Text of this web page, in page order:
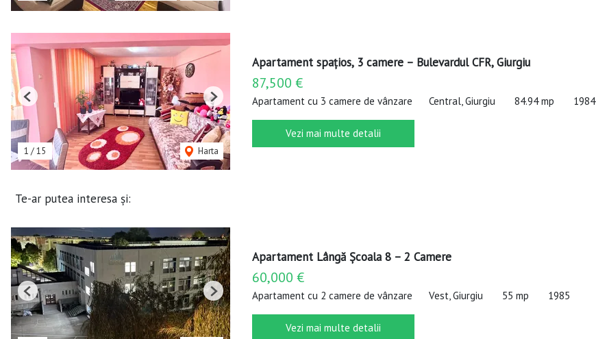
1 /15 Harta
Previous Next
Apartament spațios, 3 camere – Bulevardul CFR, Giurgiu
87,500 €
Apartament cu 3 camere de vânzare Central, Giurgiu 84.94 mp 1984
Vezi mai multe detalii
Te-ar putea interesa și:
Previous Next
Apartament Lângă Școala 8 – 2 Camere
60,000 €
Apartament cu 2 camere de vânzare Vest, Giurgiu 55 mp 1985
Vezi mai multe detalii